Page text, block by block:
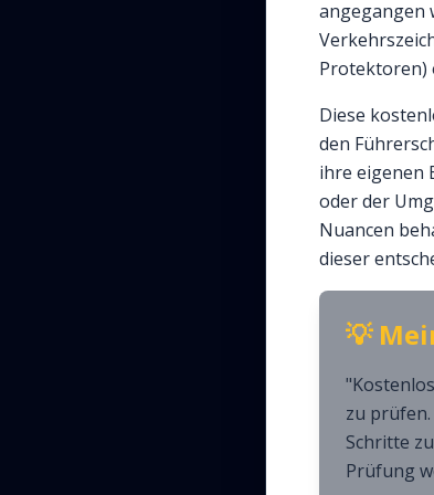
angegangen
Protektoren)
Diese
den
ihre eigenen
oder der
Nuancen
dieser
💡
zu
Schritte
Prüfung